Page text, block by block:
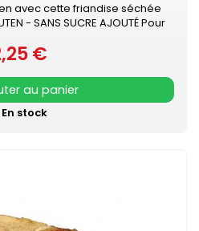
avec cette friandise séchée
- SANS SUCRE AJOUTÉ Pour
€
au panier
En stock